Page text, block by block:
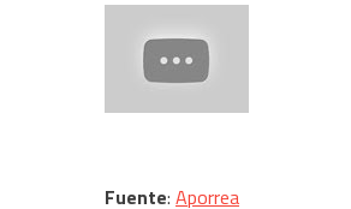
Fuente: Aporrea